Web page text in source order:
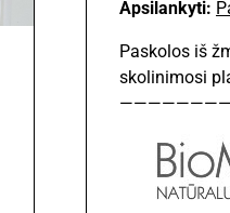
Apsilankyti:
Paskolos iš
skolinimosi